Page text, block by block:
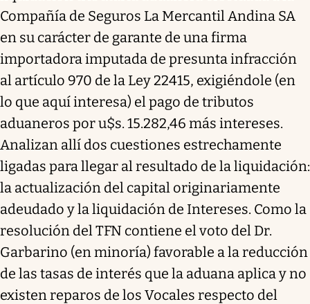
Compañía de Seguros La Mercantil Andina SA
en su carácter de garante de una firma
importadora imputada de presunta infracción
al artículo 970 de la Ley 22415, exigiéndole (en
lo que aquí interesa) el pago de tributos
aduaneros por u$s. 15.282,46 más intereses.
Analizan allí dos cuestiones estrechamente
ligadas para llegar al resultado de la liquidación:
la actualización del capital originariamente
adeudado y la liquidación de Intereses. Como la
resolución del TFN contiene el voto del Dr.
Garbarino (en minoría) favorable a la reducción
de las tasas de interés que la aduana aplica y no
existen reparos de los Vocales respecto del